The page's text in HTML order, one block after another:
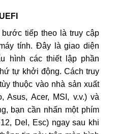
tiếp theo là truy cập
tính. Đây là giao diện
hình các thiết lập phần
tự khởi động. Cách truy
thuộc vào nhà sản xuất
Asus, Acer, MSI, v.v.) và
bạn cần nhấn một phím
Del, Esc) ngay sau khi